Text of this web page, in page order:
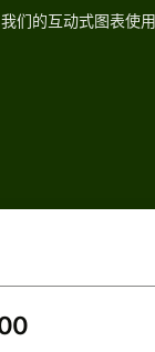
我们的互动式图表使